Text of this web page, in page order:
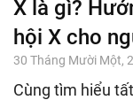
X là gì?
hội X cho
30 Tháng Mười Một,
Cùng tìm hiểu